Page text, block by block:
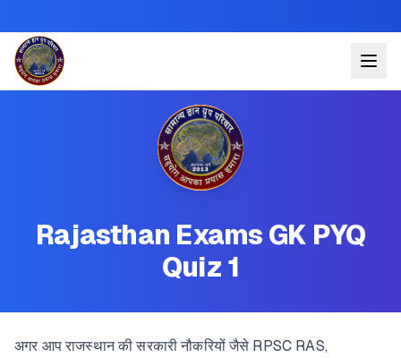
Rajasthan Exams GK PYQ
Quiz 1
अगर आप राजस्थान की सरकारी नौकरियों जैसे RPSC RAS,